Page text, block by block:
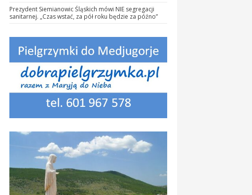
Prezydent Siemianowic Śląskich mówi NIE segregacji
sanitarnej. „Czas wstać, za pół roku będzie za późno”